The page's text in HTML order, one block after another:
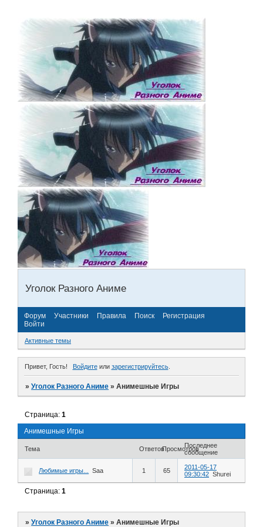
Уголок Разного Аниме
Форум Участники Правила Поиск
Регистрация
Войти
Активные темы
Привет, Гость! Войдитеили зарегистрируйтесь.
»Уголок Разного Аниме »Анимешные Игры
Анимешные Игры
Страница:1
Тема ОтветовПросмотровПоследнее
сообщение
Любимые игры... Saa 1 65
2011-05-17
09:30:42 Shurei
Страница:1
»Уголок Разного Аниме »Анимешные Игры